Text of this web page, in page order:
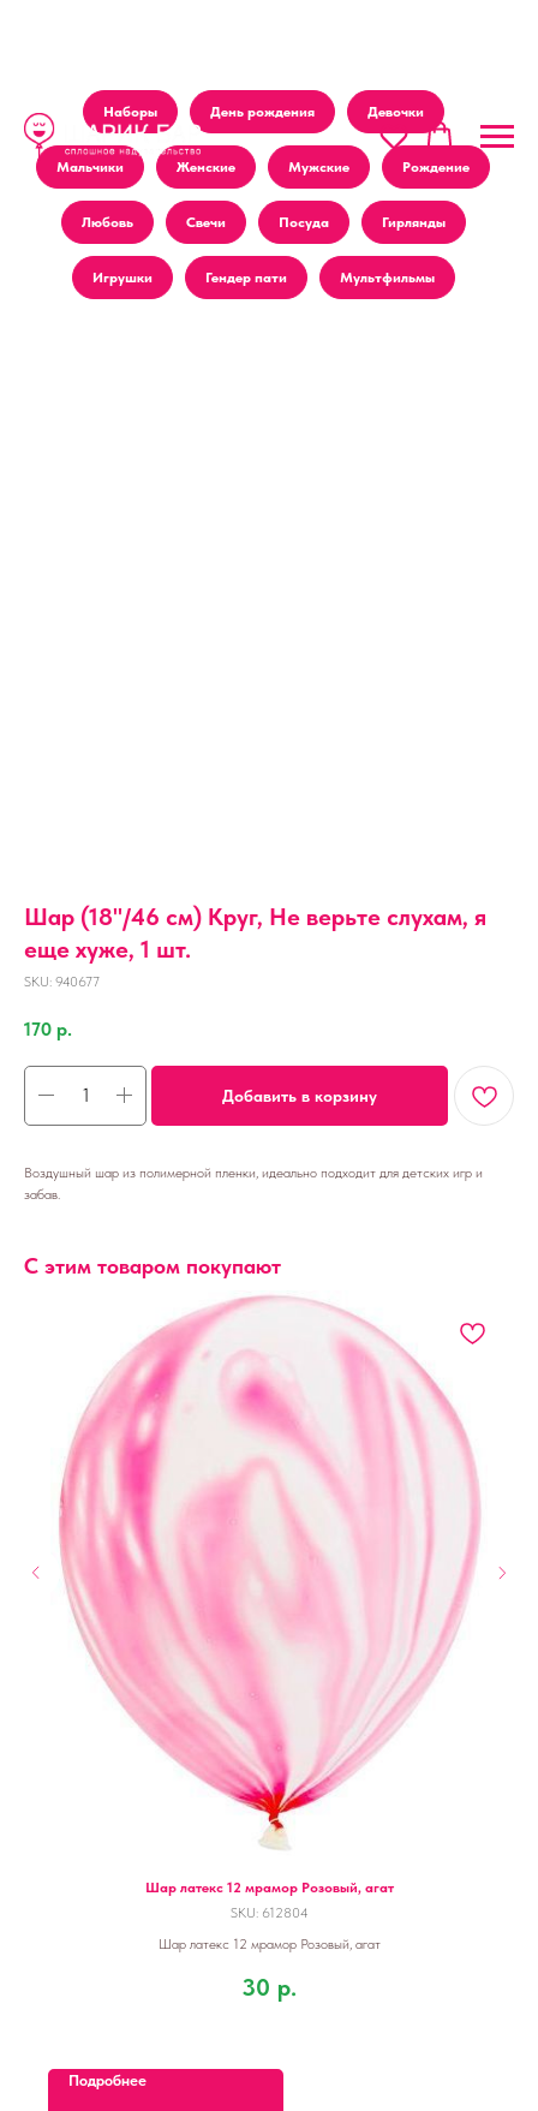
Наборы День рождения Девочки
Мальчики Женские Мужские Рождение
Любовь Свечи Посуда Гирлянды
Игрушки Гендер пати Мультфильмы
Шар (18''/46 см) Круг, Не верьте слухам, я
еще хуже, 1 шт.
SKU: 940677
170 р.
Добавить в корзину
Воздушный шар из полимерной пленки, идеально подходит для детских игр и
забав.
С этим товаром покупают
Шар латекс 12 мрамор Розовый, агат
SKU: 612804
Шар латекс 12 мрамор Розовый, агат
30 р.
Подробнее